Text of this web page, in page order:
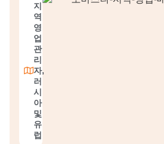
지
역
영
업
관
리
자,
러
시
아
및
유
럽